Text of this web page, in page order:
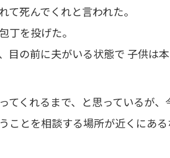
死んでくれと言われた。
丁を投げた。
目の前に夫がいる状態で 子供は
てくれるまで、と思っているが、
ことを相談する場所が近くにあ